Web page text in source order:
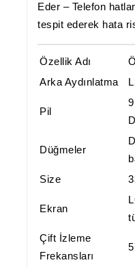
Eder – Telefon
tespit ederek hata
Özellik Adı
Arka Aydınlatma
Pil
Düğmeler
Size
Ekran
Çift İzleme
Frekansları